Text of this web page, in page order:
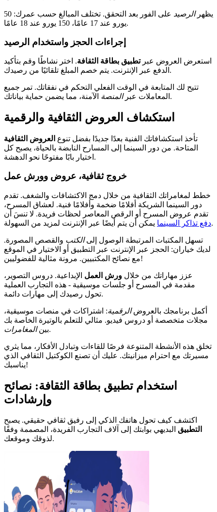
يظهرالرصيد
على الفور بعد التحقق. تختلف المبالغ حسب عمرك: 50
يورو عند 17 عامًا، 150 يورو عند 18 عامًا.
إجراءات الحجز واستخدام الرصيد
استعرض العروض عبرتطبيق بطاقة الثقافة. اختر نشاطًا وقم بتأكيد
الدفع عبر الإنترنت. يتم خصم المبلغ تلقائيًا من رصيدك.
تتيح لك المتابعة في الوقت الفعلي التحكم في نفقاتك. تمر جميع
المعاملات عبرالمنصة الآمنة، مما يضمن حماية بياناتك.
استكشاف العروض الثقافية والرقمية
تأخذ استكشافاتك الفنية بعدًا جديدًا بفضل تنوع العروض الثقافية
المتاحة. من دور السينما إلى المسارح النابضة بالحياة، يصبح كل
اختيار بابًا مفتوحًا نحو الدهشة.
خروج ثقافية، عروض وورش عمل
خطط لمغامراتك الثقافية من خلال دمج الاكتشافات والشغف. تقدم
دور السينما الشريكة أفلامًا ضخمة وأفلامًا فنية. لعشاق المسرح،
تقدم عروض المسرح أو الرقص المعاصر لحظات فريدة. لا تنسَ أن
دفع تذاكر السينمايمكن أن يتم أيضًا عبر الإنترنت لمزيد من السهولة.
تسهل المكتبات المرتبطة الوصول إلىالكتب والقصص المصورة.
لديك خياران: الحجز عبر الإنترنت عبر التطبيق أو الاختيار في الموقع
مع نصائح المكتبيين. مرونة مثالية للفضوليين!
عزز مهاراتك من خلال ورش العمل الإبداعية. دروس التصوير،
مقدمة في المسرح أو جلسات موسيقية - هذه التجارب العملية
تحول رصيدك إلى مهارات دائمة.
أكمل برنامجك بالعروضالرقمية: اشتراكات في منصات موسيقية،
مجلات متخصصة أو دروس فيديو. مثالي للتعلم بالوتيرة الخاصة بك
بينالمغامرات .
تخلق هذه الأنشطة المتنوعة فرصًا للقاءات وتبادل الأفكار، مما يثري
مسيرتك مع احترام ميزانيتك. عليك أن تصنع الكوكتيل الثقافي الذي
يناسبك!
استخدام تطبيق بطاقة الثقافة: نصائح
وإرشادات
اكتشف كيف تحول هاتفك الذكي إلى رفيق ثقافي حقيقي. يصبح
التطبيق البديهي بوابتك إلى آلاف التجارب الفريدة، المصممة وفقًا
لذوقك وموقعك.